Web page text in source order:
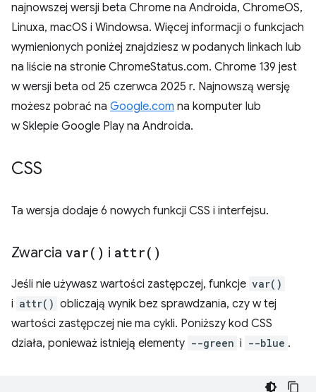
najnowszej wersji beta Chrome na Androida, ChromeOS,
Linuxa, macOS i Windowsa. Więcej informacji o funkcjach
wymienionych poniżej znajdziesz w podanych linkach lub
na liście na stronie ChromeStatus.com. Chrome 139 jest
w wersji beta od 25 czerwca 2025 r. Najnowszą wersję
możesz pobrać na Google.com na komputer lub
w Sklepie Google Play na Androida.
CSS
Ta wersja dodaje 6 nowych funkcji CSS i interfejsu.
Zwarcia var( ) i attr( )
Jeśli nie używasz wartości zastępczej, funkcje var()
i attr() obliczają wynik bez sprawdzania, czy w tej
wartości zastępczej nie ma cykli. Poniższy kod CSS
działa, ponieważ istnieją elementy --green i --blue .